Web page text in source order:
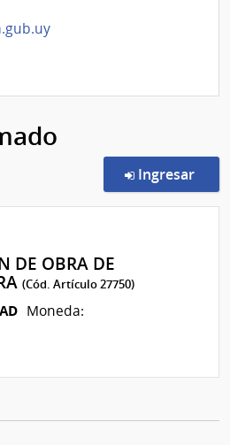
Ingresar
DE OBRA DE
(Cód. Artículo 27750)
Moneda: